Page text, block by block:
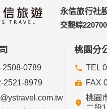
永信旅行社
交觀綜220700
2508-0789
2521-8979
桃園分
TEL
FAX
桃園